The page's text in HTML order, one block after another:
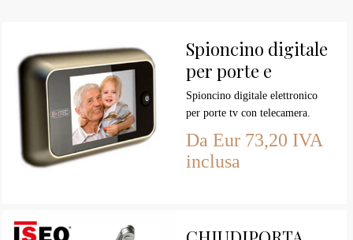
Spioncino digitale
per porte e
portoni
Spioncino digitale elettronico
per porte tv con telecamera.
portoni, sostituisce lo spioncino
esistente su una porta già in
semplice punta dal diametro di
Da Eur 73,20 IVA
inclusa